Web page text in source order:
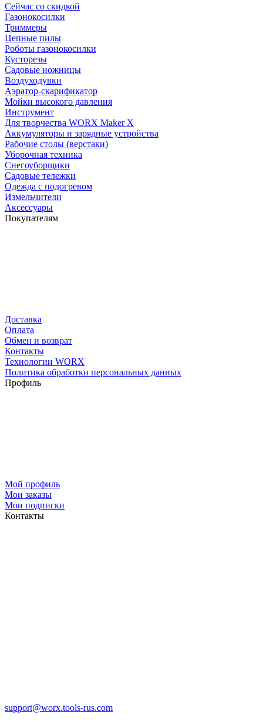
Сейчас со скидкой
Газонокосилки
Триммеры
Цепные пилы
Роботы газонокосилки
Кусторезы
Садовые ножницы
Воздуходувки
Аэратор-скарификатор
Мойки высокого давления
Инструмент
Для творчества WORX Maker X
Аккумуляторы и зарядные устройства
Рабочие столы (верстаки)
Уборочная техника
Снегоуборщики
Садовые тележки
Одежда с подогревом
Измельчители
Аксессуары
Покупателям
Доставка
Оплата
Обмен и возврат
Контакты
Технологии WORX
Политика обработки персональных данных
Профиль
Мой профиль
Мои заказы
Мои подписки
Контакты
support@worx.tools-rus.com